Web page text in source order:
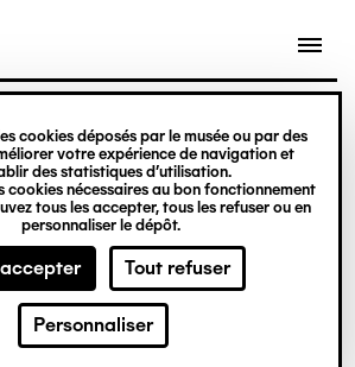
cookies déposés par le musée ou par des
votre expérience de navigation et
des statistiques d’utilisation.
cookies nécessaires au bon fonctionnement
tous les accepter, tous les refuser ou en
personnaliser le dépôt.
Tout refuser
Personnaliser
: Nicolas Dewitte/LaM Lille
d’art moderne d’art
d’art brut